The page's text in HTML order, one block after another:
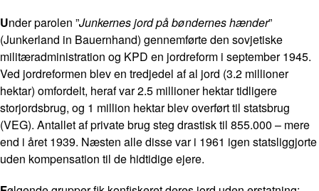
Under parolen ”Junkernes jord på bøndernes hænder”
(Junkerland in Bauernhand) gennemførte den sovjetiske
militæradministration og KPD en jordreform i september 1945.
Ved jordreformen blev en tredjedel af al jord (3.2 millioner
hektar) omfordelt, heraf var 2.5 millioner hektar tidligere
storjordsbrug, og 1 million hektar blev overført til statsbrug
(VEG). Antallet af private brug steg drastisk til 855.000 – mere
end i året 1939. Næsten alle disse var i 1961 igen statsliggjorte
uden kompensation til de hidtidige ejere.